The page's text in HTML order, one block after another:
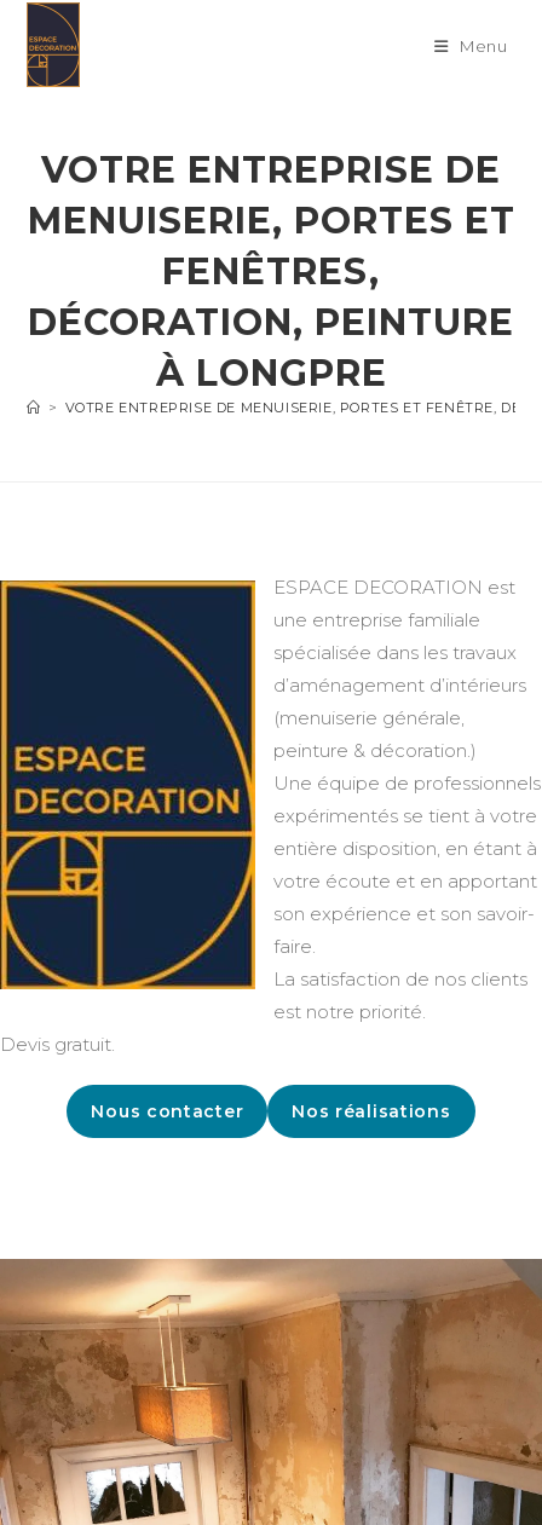
content
Menu
VOTRE ENTREPRISE DE
MENUISERIE, PORTES ET
FENÊTRES,
DÉCORATION, PEINTURE
À LONGPRE
> VOTRE ENTREPRISE DE MENUISERIE, PORTES ET FENÊTRE,
ESPACE DECORATION est
une entreprise familiale
spécialisée dans les travaux
d’aménagement d’intérieurs
(menuiserie générale,
peinture & décoration.)
Une équipe de professionnels
expérimentés se tient à votre
entière disposition, en étant à
votre écoute et en apportant
son expérience et son savoir-
faire.
La satisfaction de nos clients
est notre priorité.
Devis gratuit.
Nous contacter Nos réalisations